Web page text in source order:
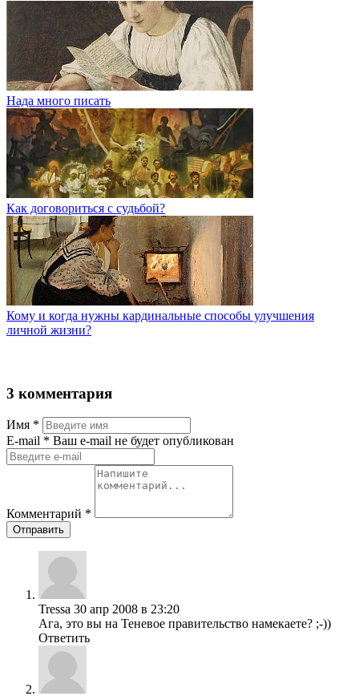
Нада много писать
Как договориться с судьбой?
Кому и когда нужны кардинальные способы улучшения
личной жизни?
3 комментария
Имя *
Е-mail * Ваш e-mail не будет опубликован
Комментарий *
Отправить
Tressa 30 апр 2008 в 23:20
Ага, это вы на Теневое правительство намекаете? ;-))
Ответить